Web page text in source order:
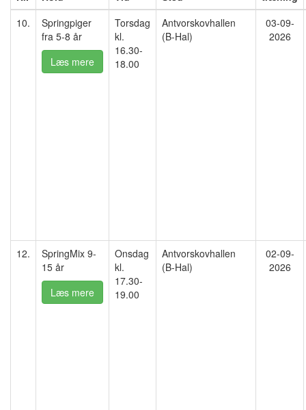
10.
Springpiger
fra 5-8 år
Læs mere
Torsdag
kl.
16.30-
18.00
Antvorskovhallen
(B-Hal)
03-09-
2026
12.
SpringMix 9-
15 år
Læs mere
Onsdag
kl.
17.30-
19.00
Antvorskovhallen
(B-Hal)
02-09-
2026